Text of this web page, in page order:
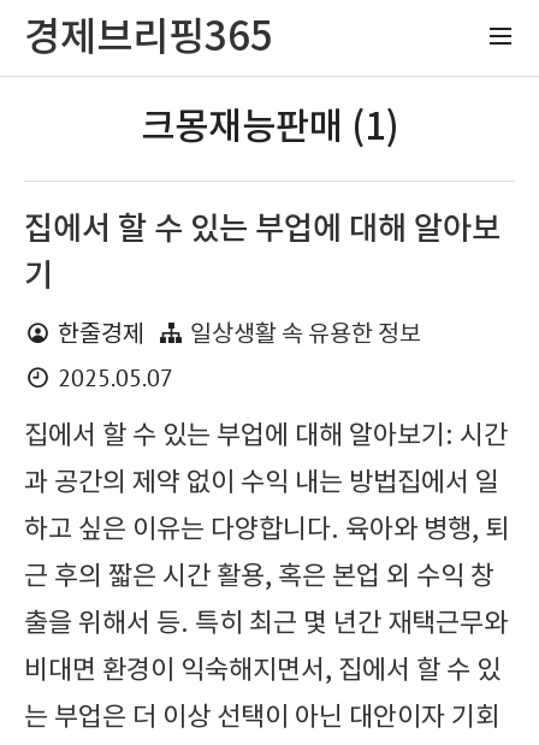
경제브리핑365
크몽재능판매 (1)
집에서 할 수 있는 부업에 대해 알아보
기
한줄경제 일상생활 속 유용한 정보
2025.05.07
집에서 할 수 있는 부업에 대해 알아보기: 시간
과 공간의 제약 없이 수익 내는 방법집에서 일
하고 싶은 이유는 다양합니다. 육아와 병행, 퇴
근 후의 짧은 시간 활용, 혹은 본업 외 수익 창
출을 위해서 등. 특히 최근 몇 년간 재택근무와
비대면 환경이 익숙해지면서, 집에서 할 수 있
는 부업은 더 이상 선택이 아닌 대안이자 기회